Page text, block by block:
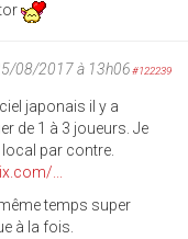
08/2017 à 13h06#122239
japonais il y a
de 1 à 3 joueurs. Je
par contre.
...
temps super
à la fois.